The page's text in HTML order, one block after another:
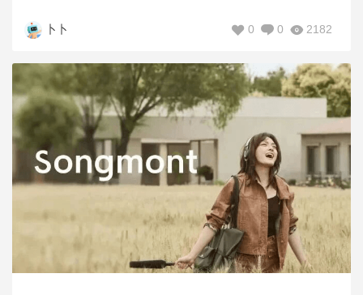
卜卜 2182
0
0